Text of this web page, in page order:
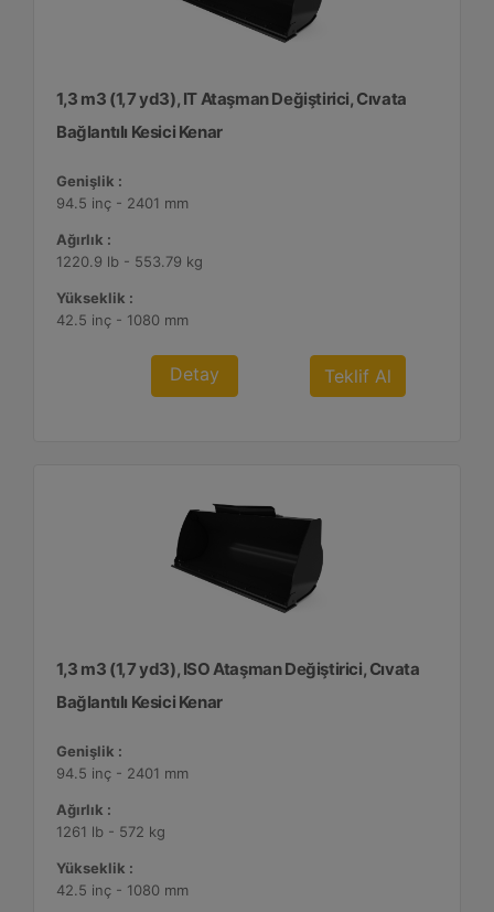
1,3 m3 (1,7 yd3), IT Ataşman Değiştirici, Cıvata
Bağlantılı Kesici Kenar
Genişlik :
94.5 inç - 2401 mm
Ağırlık :
1220.9 lb - 553.79 kg
Yükseklik :
42.5 inç - 1080 mm
Detay Teklif Al
1,3 m3 (1,7 yd3), ISO Ataşman Değiştirici, Cıvata
Bağlantılı Kesici Kenar
Genişlik :
94.5 inç - 2401 mm
Ağırlık :
1261 lb - 572 kg
Yükseklik :
42.5 inç - 1080 mm